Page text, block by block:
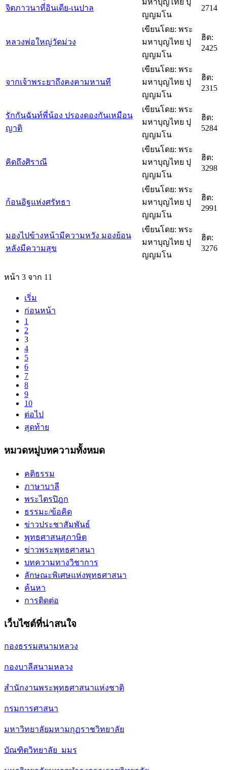
จิตภาวนาที่อินเดีย-เนปาล
มหาบุญไทย ปุ
ญญมโน
2714
หลวงพ่อใหญ่วัดม่วง
เขียนโดย: พระ
มหาบุญไทย ปุ
ญญมโน
ฮิต:
2425
จากเจ้าพระยาถึงคงคามหานที
เขียนโดย: พระ
มหาบุญไทย ปุ
ญญมโน
ฮิต:
2315
รักกันฉันท์พี่น้อง ปรองดองกันเหมือน
ญาติ
เขียนโดย: พระ
มหาบุญไทย ปุ
ญญมโน
ฮิต:
5284
คิดถึงศิราณี
เขียนโดย: พระ
มหาบุญไทย ปุ
ญญมโน
ฮิต:
3298
ก้อนอิฐแห่งศรัทธา
เขียนโดย: พระ
มหาบุญไทย ปุ
ญญมโน
ฮิต:
2991
มองไปข้างหน้ามีความหวัง มองย้อน
หลังมีความสุข
เขียนโดย: พระ
มหาบุญไทย ปุ
ญญมโน
ฮิต:
3276
หน้า 3 จาก 11
เริ่ม
ก่อนหน้า
1
2
3
4
5
6
7
8
9
10
ต่อไป
สุดท้าย
หมวดหมู่บทความทั้งหมด
คติธรรม
ภาษาบาลี
พระไตรปิฎก
ธรรมะ/ข้อคิด
ข่าวประชาสัมพันธ์
พุทธศาสนสุภาษิต
ข่าวพระพุทธศาสนา
บทความทางวิชาการ
ลักษณะพิเศษแห่งพุทธศาสนา
ค้นหา
การติดต่อ
เว็บไซต์ที่น่าสนใจ
กองธรรมสนามหลวง
กองบาลีสนามหลวง
สำนักงานพระพุทธศาสนาแห่งชาติ
กรมการศาสนา
มหาวิทยาลัยมหามกุฏราชวิทยาลัย
บัณฑิตวิทยาลัย มมร